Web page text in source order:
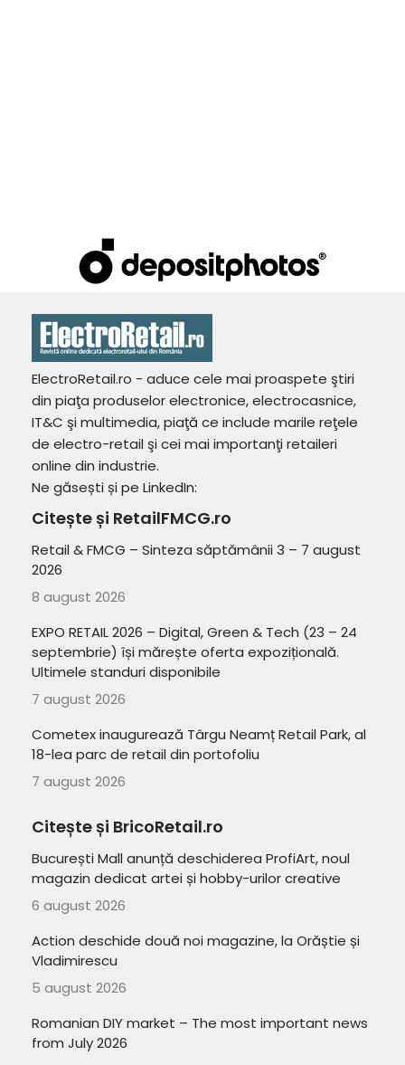
ElectroRetail.ro - aduce cele mai proaspete ştiri
din piaţa produselor electronice, electrocasnice,
IT&C şi multimedia, piaţă ce include marile reţele
de electro-retail şi cei mai importanţi retaileri
online din industrie.
Ne găsești și pe LinkedIn:
Citește și RetailFMCG.ro
Retail & FMCG – Sinteza săptămânii 3 – 7 august
2026
8 august 2026
EXPO RETAIL 2026 – Digital, Green & Tech (23 – 24
septembrie) își mărește oferta expozițională.
Ultimele standuri disponibile
7 august 2026
Cometex inaugurează Târgu Neamț Retail Park, al
18-lea parc de retail din portofoliu
7 august 2026
Citește și BricoRetail.ro
București Mall anunță deschiderea ProfiArt, noul
magazin dedicat artei și hobby-urilor creative
6 august 2026
Action deschide două noi magazine, la Orăștie și
Vladimirescu
5 august 2026
Romanian DIY market – The most important news
from July 2026